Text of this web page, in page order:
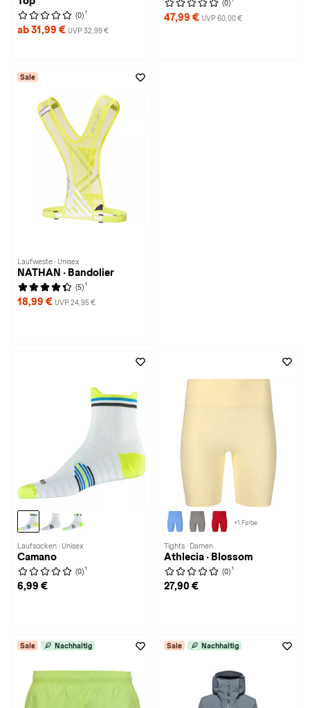
(0) 1
ab 31,99 € UVP 32,99 €
(0)
47,99 € UVP 60,00 €
Sale
Laufweste · Unisex
NATHAN · Bandolier
(5) 1
18,99 € UVP 24,95 €
Laufsocken · Unisex
Camano
(0) 1
6,99 €
+1 Farbe
Tights · Damen
Athlecia · Blossom
(0) 1
27,90 €
Sale Nachhaltig Sale Nachhaltig